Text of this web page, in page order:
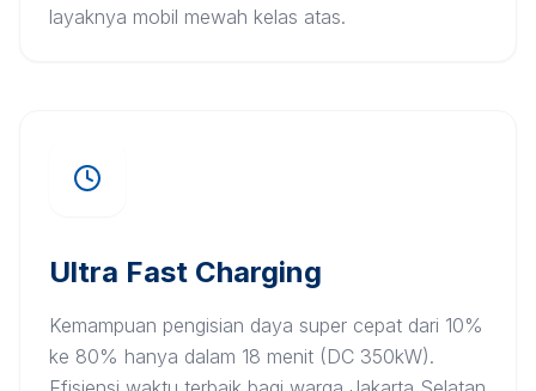
layaknya mobil mewah kelas atas.
Ultra Fast Charging
Kemampuan pengisian daya super cepat dari 10%
ke 80% hanya dalam 18 menit (DC 350kW).